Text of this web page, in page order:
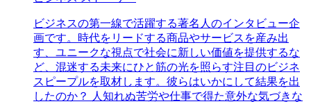
ビジネスの第一線で活躍する著名人のインタビュー企
画です。時代をリードする商品やサービスを産み出
す、ユニークな視点で社会に新しい価値を提供するな
ど、混迷する未来にひと筋の光を照らす注目のビジネ
スピープルを取材します。彼らはいかにして結果を出
したのか？ 人知れぬ苦労や仕事で得た意外な気づきな